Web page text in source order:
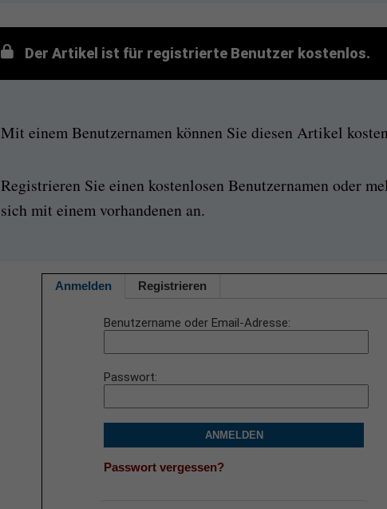
Der Artikel ist für registrierte Benutzer kostenlos.
Mit einem Benutzernamen können Sie diesen Artikel
Registrieren Sie einen kostenlosen Benutzernamen oder
sich mit einem vorhandenen an.
Anmelden Registrieren
Benutzername oder Email-Adresse
Passwort
ANMELDEN
Passwort vergessen?